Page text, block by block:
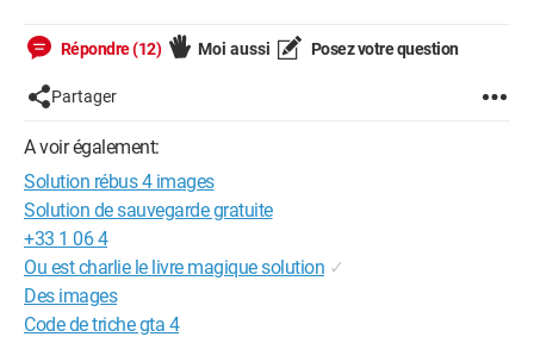
Répondre (12) Moi aussi Posez votre question
Partager
A voir également:
Solution rébus 4 images
Solution de sauvegarde gratuite
+33 1 06 4
Ou est charlie le livre magique solution ✓
Des images
Code de triche gta 4